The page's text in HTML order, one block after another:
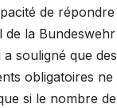
de
de la
souligné que
obligatoires ne
si le nombre